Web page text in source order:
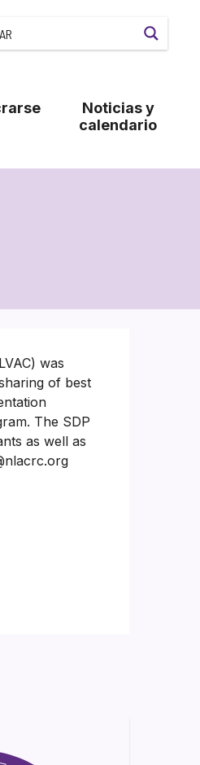
Noticias y
calendario
was
of best
The SDP
as well as